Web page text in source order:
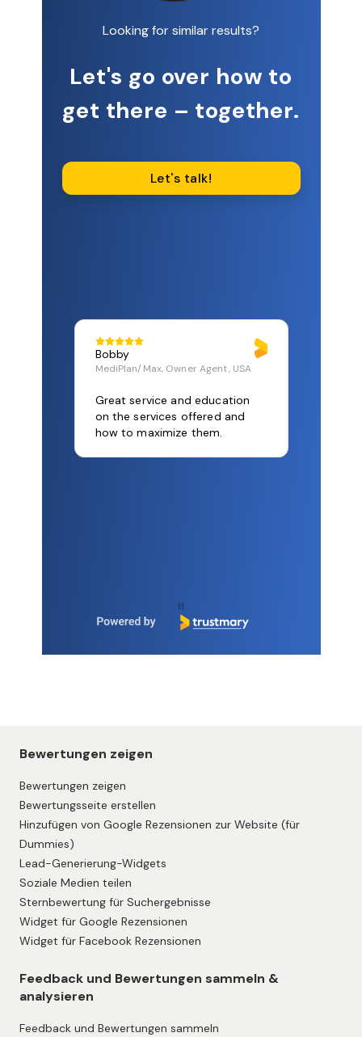
Looking for similar results?
Let's go over how to
get there – together.
Let's talk!
Bobby
MediPlan/Max, Owner Agent, USA
Great service and education
on the services offered and
how to maximize them.
Bewertungen zeigen
Bewertungen zeigen
Bewertungsseite erstellen
Hinzufügen von Google Rezensionen zur Website (für
Dummies)
Lead-Generierung-Widgets
Soziale Medien teilen
Sternbewertung für Suchergebnisse
Widget für Google Rezensionen
Widget für Facebook Rezensionen
Feedback und Bewertungen sammeln &
analysieren
Feedback und Bewertungen sammeln